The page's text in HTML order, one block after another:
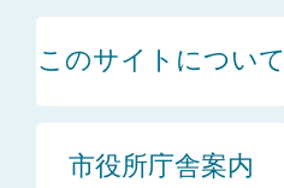
このサイトについて
市役所庁舎案内